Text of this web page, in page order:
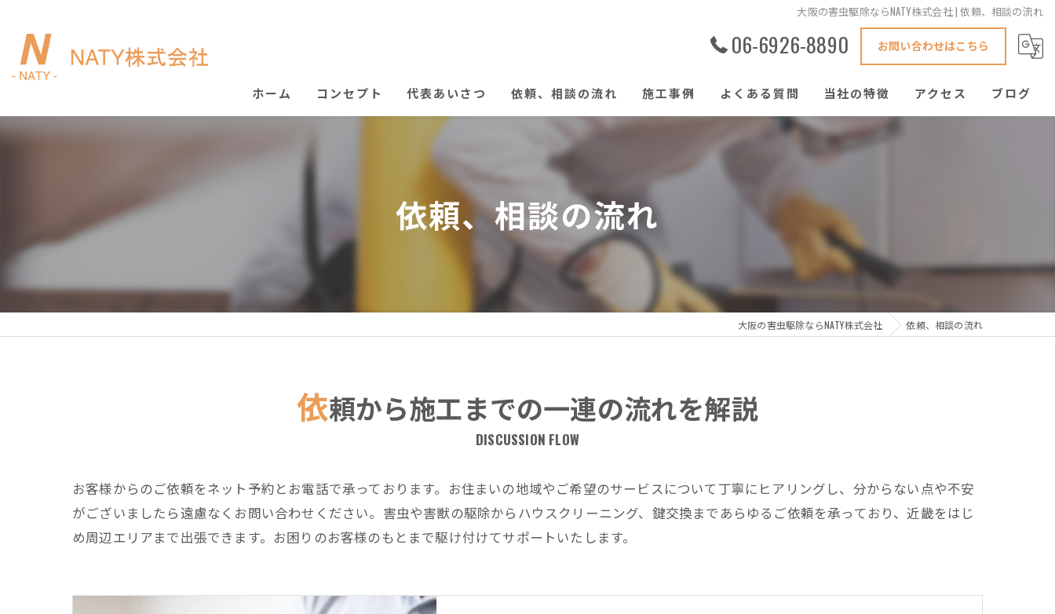
大阪の害虫駆除ならNATY株式会社 | 依頼、相談の流れ
06-6926-8890 お問い合わせはこちら
ホーム コンセプト 代表あいさつ 依頼、相談の流れ 施工事例 よくある質問 当社の特徴
害獣駆除
ハウスクリーニング
窓ガラス
アクセス ブログ
依頼、相談の流れ
大阪の害虫駆除ならNATY株式会社 依頼、相談の流れ
依頼から施工までの一連の流れを解説
DISCUSSION FLOW
お客様からのご依頼をネット予約とお電話で承っております。お住まいの地域やご希望のサービスについて丁寧にヒアリングし、分からない点や不安
がございましたら遠慮なくお問い合わせください。害虫や害獣の駆除からハウスクリーニング、鍵交換まであらゆるご依頼を承っており、近畿をはじ
め周辺エリアまで出張できます。お困りのお客様のもとまで駆け付けてサポートいたします。